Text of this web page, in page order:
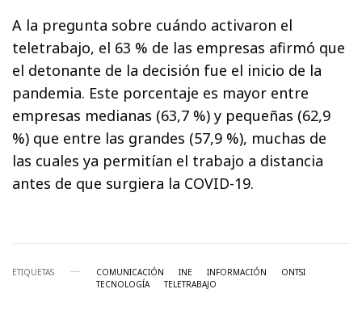
A la pregunta sobre cuándo activaron el
teletrabajo, el 63 % de las empresas afirmó que
el detonante de la decisión fue el inicio de la
pandemia. Este porcentaje es mayor entre
empresas medianas (63,7 %) y pequeñas (62,9
%) que entre las grandes (57,9 %), muchas de
las cuales ya permitían el trabajo a distancia
antes de que surgiera la COVID-19.
ETIQUETAS COMUNICACIÓN INE INFORMACIÓN
ONTSI
TECNOLOGÍA
TELETRABAJO